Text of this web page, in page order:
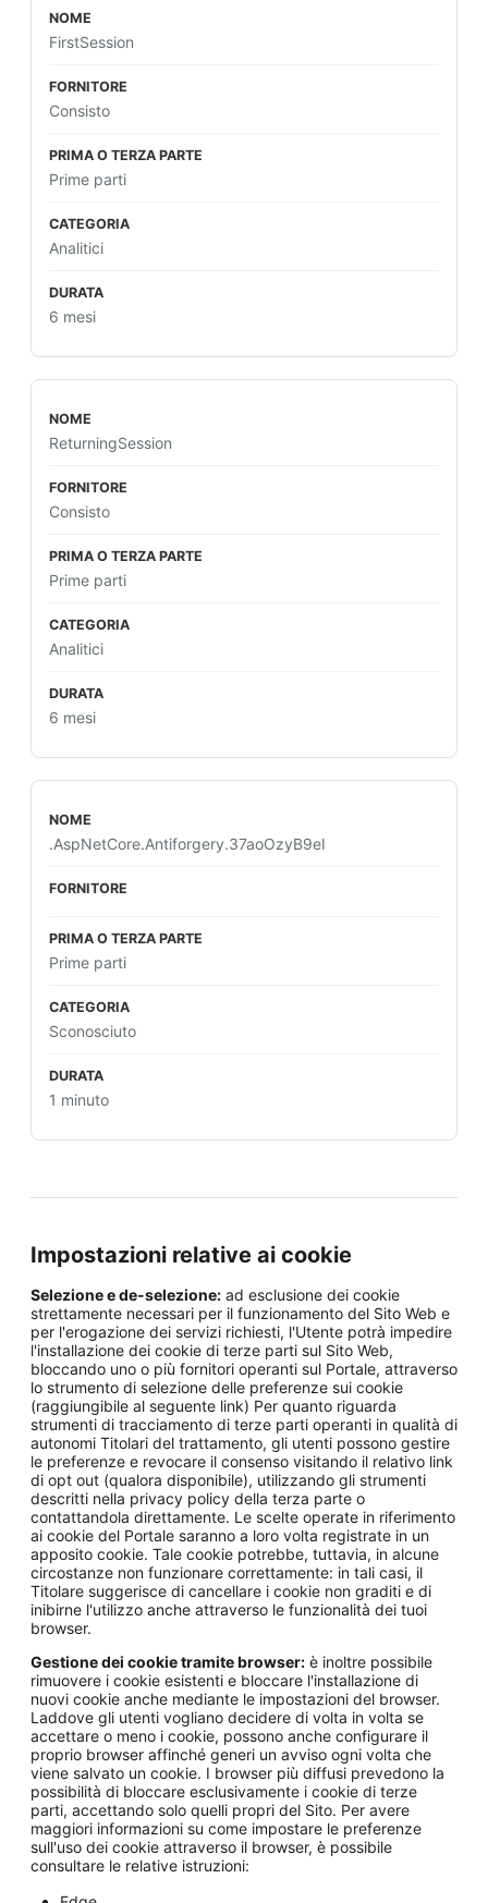
FirstSession
Consisto
Prime parti
Analitici
6 mesi
ReturningSession
Consisto
Prime parti
Analitici
6 mesi
.AspNetCore.Antiforgery.37aoOzyB9eI
Prime parti
Sconosciuto
1 minuto
Impostazioni relative ai cookie
Selezione e de-selezione: ad esclusione dei cookie
strettamente necessari per il funzionamento del Sito Web e
per l'erogazione dei servizi richiesti, l'Utente potrà impedire
l'installazione dei cookie di terze parti sul Sito Web,
bloccando uno o più fornitori operanti sul Portale, attraverso
lo strumento di selezione delle preferenze sui cookie
(raggiungibile al seguente link) Per quanto riguarda
strumenti di tracciamento di terze parti operanti in qualità di
autonomi Titolari del trattamento, gli utenti possono gestire
le preferenze e revocare il consenso visitando il relativo link
di opt out (qualora disponibile), utilizzando gli strumenti
descritti nella privacy policy della terza parte o
contattandola direttamente. Le scelte operate in riferimento
ai cookie del Portale saranno a loro volta registrate in un
apposito cookie. Tale cookie potrebbe, tuttavia, in alcune
circostanze non funzionare correttamente: in tali casi, il
Titolare suggerisce di cancellare i cookie non graditi e di
inibirne l'utilizzo anche attraverso le funzionalità dei tuoi
browser.
Gestione dei cookie tramite browser: è inoltre possibile
rimuovere i cookie esistenti e bloccare l'installazione di
nuovi cookie anche mediante le impostazioni del browser.
Laddove gli utenti vogliano decidere di volta in volta se
accettare o meno i cookie, possono anche configurare il
proprio browser affinché generi un avviso ogni volta che
viene salvato un cookie. I browser più diffusi prevedono la
possibilità di bloccare esclusivamente i cookie di terze
parti, accettando solo quelli propri del Sito. Per avere
maggiori informazioni su come impostare le preferenze
sull'uso dei cookie attraverso il browser, è possibile
consultare le relative istruzioni: